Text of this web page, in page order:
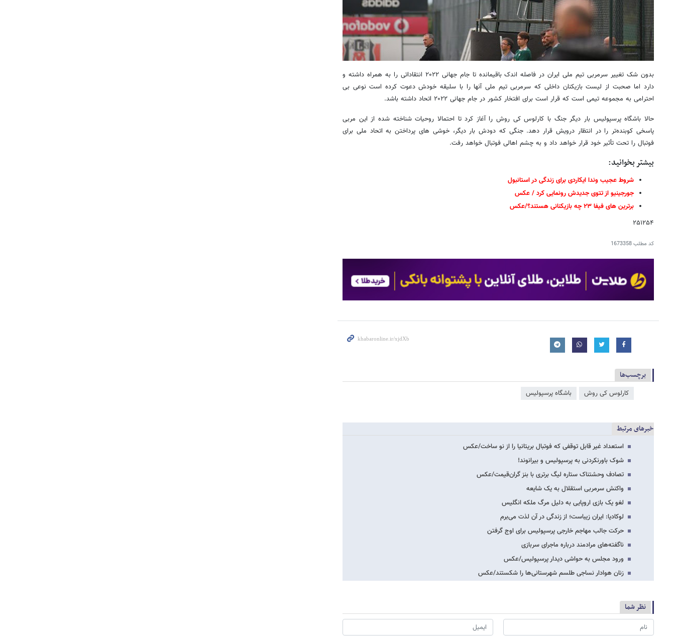
بدون شک تغییر سرمربی تیم ملی ایران در فاصله اندک باقیمانده تا جام جهانی ۲۰۲۲ انتقاداتی را به همراه داشته و
دارد اما صحبت از لیست بازیکنان داخلی که سرمربی تیم ملی آنها را با سلیقه خودش دعوت کرده است نوعی بی
احترامی به مجموعه تیمی است که قرار است برای افتخار کشور در جام جهانی ۲۰۲۲ اتحاد داشته باشد.
حالا باشگاه پرسپولیس بار دیگر جنگ با کارلوس کی روش را آغاز کرد تا احتمالا روحیات شناخته شده از این مربی
پاسخی کوبنده‌تر را در انتظار درویش قرار دهد. جنگی که دودش بار دیگر، خوشی های پرداختن به اتحاد ملی برای
فوتبال را تحت تأثیر خود قرار خواهد داد و به چشم اهالی فوتبال خواهد رفت.
بیشتر بخوانید:
شروط عجیب وندا ایکاردی برای زندگی در استانبول
جورجینیو از تتوی جدیدش رونمایی کرد / عکس
برترین های فیفا ۲۳ چه بازیکنانی هستند؟/عکس
۲۵۱۲۵۴
کد مطلب1673358
برچسب‌ها
کارلوس کی روش باشگاه پرسپولیس
خبرهای مرتبط
استعداد غیر قابل توقفی که فوتبال بریتانیا را از نو ساخت/عکس
شوک باورنکردنی به پرسپولیس و بیرانوند!
تصادف وحشتناک ستاره لیگ برتری با بنز گران‌قیمت/عکس
واکنش سرمربی استقلال به یک شایعه
لغو یک بازی اروپایی به دلیل مرگ ملکه انگلیس
لوکادیا: ایران زیباست؛ از زندگی در آن لذت می‌برم
حرکت جالب مهاجم خارجی پرسپولیس برای اوج گرفتن
ناگفته‌های مرادمند درباره ماجرای سربازی
ورود مجلس به حواشی دیدار پرسپولیس/عکس
زنان هوادار نساجی طلسم شهرستانی‌ها را شکستند/عکس
نظر شما